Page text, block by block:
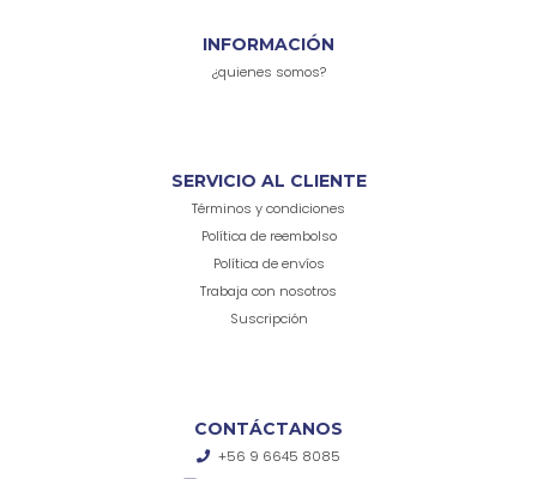
INFORMACIÓN
¿quienes somos?
SERVICIO AL CLIENTE
Términos y condiciones
Política de reembolso
Política de envíos
Trabaja con nosotros
Suscripción
CONTÁCTANOS
+56 9 6645 8085